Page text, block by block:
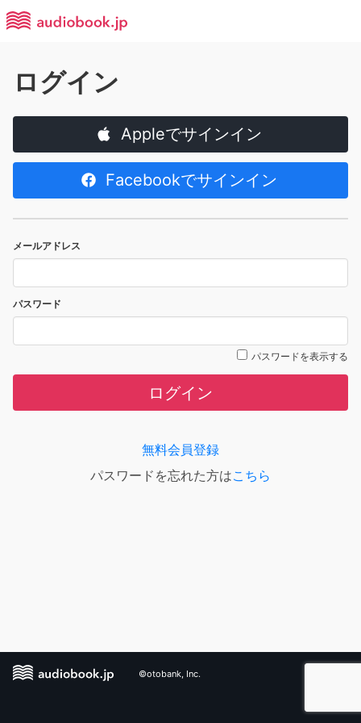
ログイン
Appleでサインイン
Facebookでサインイン
メールアドレス
パスワード
パスワードを表示する
ログイン
無料会員登録
パスワードを忘れた方はこちら
©otobank, Inc.